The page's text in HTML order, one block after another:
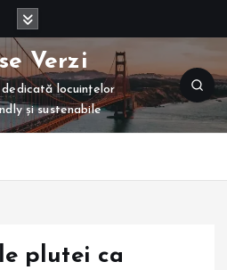
Verzi
locuințelor
și sustenabile
plutei ca